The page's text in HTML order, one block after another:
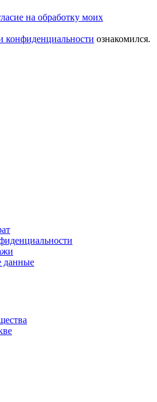
на обработку моих
конфиденциальности ознакомился.
данные